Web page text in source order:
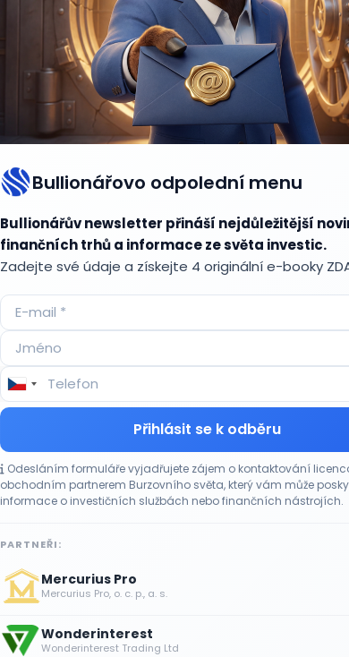
Bullionářovo odpolední menu
Bullionářův newsletter přináší nejdůležitější
finančních trhů a informace ze světa investic.
Zadejte své údaje a získejte 4 originální e-booky
Přihlásit se k odběru
Odesláním formuláře vyjadřujete zájem o kontaktování
obchodním partnerem Burzovního světa, který vám může
informace o investičních službách nebo finančních nástrojích.
PARTNEŘI:
Mercurius Pro
Mercurius Pro, o. c. p., a. s.
Wonderinterest
Wonderinterest Trading Ltd